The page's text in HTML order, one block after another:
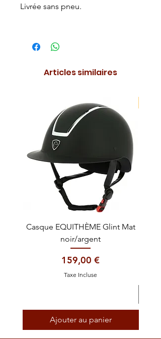
Livrée sans pneu.
Articles similaires
Casque EQUITHÈME Glint Mat
noir/argent
Prix
159,00 €
Taxe Incluse
Ajouter au panier